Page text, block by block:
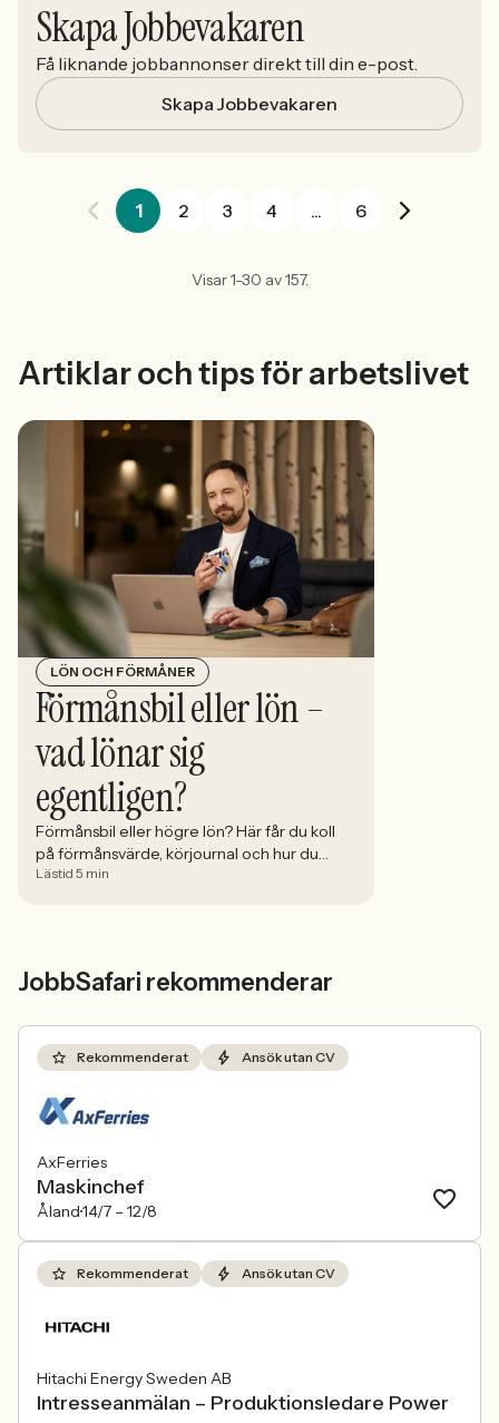
Skapa Jobbevakaren
Få liknande jobbannonser direkt till din e-post.
Skapa Jobbevakaren
1 2 3 4 ... 6
Visar 1-30 av 157.
Artiklar och tips för arbetslivet
LÖN OCH FÖRMÅNER
Förmånsbil eller lön –
vad lönar sig
egentligen?
Förmånsbil eller högre lön? Här får du koll
på förmånsvärde, körjournal och hur du
räknar ut vilket alternativ som faktiskt lönar
Lästid 5 min
JobbSafari rekommenderar
Rekommenderat Ansök utan CV
AxFerries
Maskinchef
Åland14/7 – 12/8
Rekommenderat Ansök utan CV
Hitachi Energy Sweden AB
Intresseanmälan – Produktionsledare Power